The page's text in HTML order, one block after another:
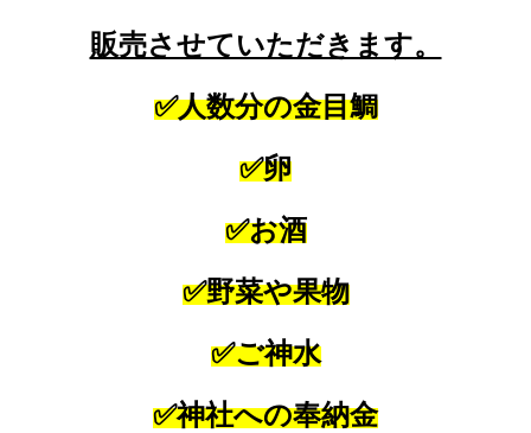
販売させていただきます。
✅人数分の金目鯛
✅卵
✅お酒
✅野菜や果物
✅ご神水
✅神社への奉納金